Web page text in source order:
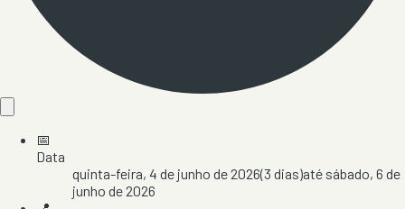
📅
Data
quinta-feira, 4 de junho de 2026(3 dias)até sábado, 6 de
junho de 2026